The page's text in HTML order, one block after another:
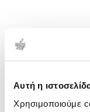
Αυτή η
Χρησιμοποιούμε